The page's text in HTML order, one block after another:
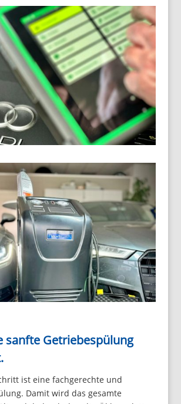
sanfte Getriebespülung
ist eine fachgerechte und
Damit wird das gesamte